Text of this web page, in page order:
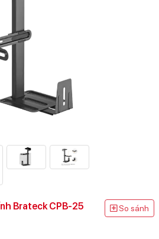
Cốc sạc Apple
Brateck CPB-25 So sánh